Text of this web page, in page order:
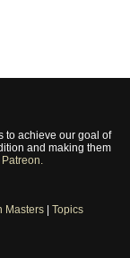
to achieve our goal of
and making them
Masters| Topics